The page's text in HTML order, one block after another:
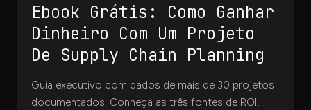
Ebook Grátis: Como Ganhar
Dinheiro Com Um Projeto
De Supply Chain Planning
Guia executivo com dados de mais de 30 projetos
documentados. Conheça as três fontes de ROI,